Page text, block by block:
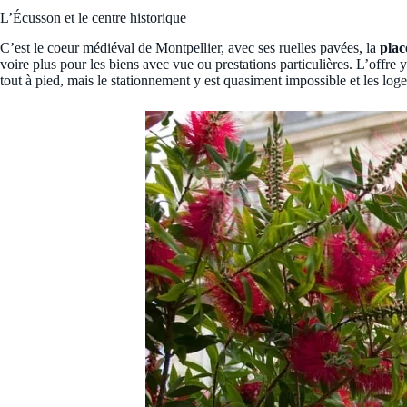
L’Écusson et le centre historique
C’est le coeur médiéval de Montpellier, avec ses ruelles pavées, la
voire plus pour les biens avec vue ou prestations particulières. L’offre
tout à pied, mais le stationnement y est quasiment impossible et les